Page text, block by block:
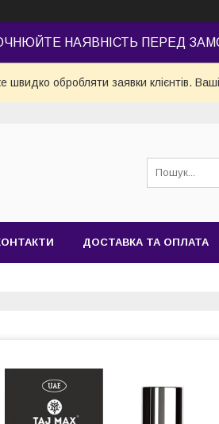
НАЯВНІСТЬ ПЕРЕД
швидко обробляти заявки клієнтів.
ДОСТАВКА ТА ОПЛАТА